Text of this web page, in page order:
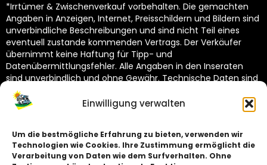
Einwilligung verwalten
Um die bestmögliche Erfahrung zu bieten, verwenden wir
Technologien wie Cookies. Ihre Zustimmung ermöglicht die
Verarbeitung von Daten wie dem Surfverhalten. Ohne
*Irrtümer & Zwischenverkauf vorbehalten. Die gemachten
Angaben in Anzeigen, Internet, Preisschildern und Bildern sind
unverbindliche Beschreibungen und sind nicht Teil eines
eventuell zustande kommenden Vertrags. Der Verkäufer
übernimmt keine Haftung für Tipp- und
Datenübermittlungsfehler. Alle Angaben in den Inseraten
sind unverbindlich und ohne Gewähr. Technische Daten sind
vom Hersteller übernommen und unterliegen Toleranzen
(siehe Technische Kataloge des Herstellers). Dekoration
nicht im Lieferumfang.
Impressum